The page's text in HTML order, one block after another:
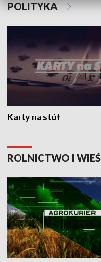
POLITYKA
Karty na stół
ROLNICTWO I WIEŚ